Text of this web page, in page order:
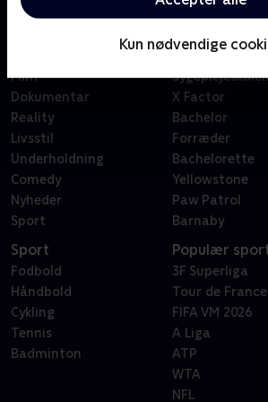
Kun nødvendige
Kategorier
Film
Dokumentar
Reality
Livsstil
Underholdning
Comedy
Nyheder
Sport
Badehotellet
X Factor
Bachelor
Forræder
Bachelorette
Yellowstone
Paw Patrol
Barnaby
Sport
Fodbold
Håndbold
Cykling
Tennis
Badminton
Populær
3F Superliga
Tour de France
FIFA VM 2026
A Liga
ATP
WTA
NFL